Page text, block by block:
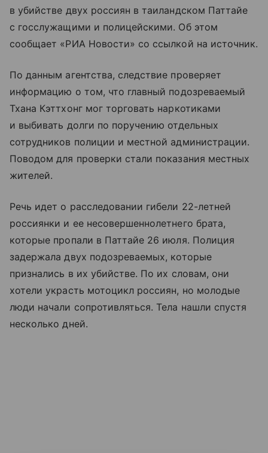
в убийстве двух россиян в таиландском Паттайе
с госслужащими и полицейскими. Об этом
сообщает «РИА Новости» со ссылкой на источник.
По данным агентства, следствие проверяет
информацию о том, что главный подозреваемый
Тхана Кэттхонг мог торговать наркотиками
и выбивать долги по поручению отдельных
сотрудников полиции и местной администрации.
Поводом для проверки стали показания местных
жителей.
Речь идет о расследовании гибели 22-летней
россиянки и ее несовершеннолетнего брата,
которые пропали в Паттайе 26 июля. Полиция
задержала двух подозреваемых, которые
признались в их убийстве. По их словам, они
хотели украсть мотоцикл россиян, но молодые
люди начали сопротивляться. Тела нашли спустя
несколько дней.